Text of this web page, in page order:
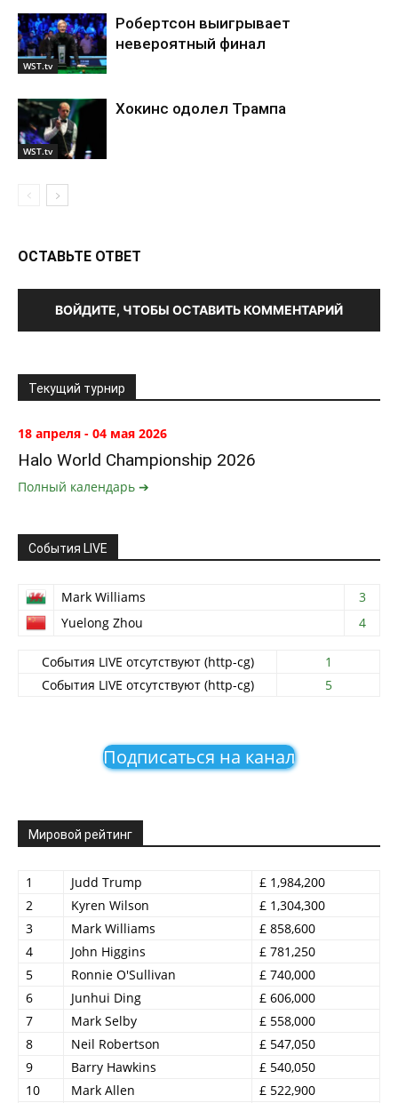
WST.tv
Робертсон выигрывает
невероятный финал
WST.tv
Хокинс одолел Трампа
ОСТАВЬТЕ ОТВЕТ
ВОЙДИТЕ, ЧТОБЫ ОСТАВИТЬ КОММЕНТАРИЙ
Текущий турнир
18 апреля - 04 мая 2026
Halo World Championship 2026
Полный календарь ➔
События LIVE
Mark Williams
3
Yuelong Zhou
4
События LIVE отсутствуют (http-cg)
1
События LIVE отсутствуют (http-cg)
5
Подписаться на канал
Мировой рейтинг
1 Judd Trump
£ 1,984,200
2
Kyren Wilson
£ 1,304,300
3
Mark Williams
£ 858,600
4
John Higgins
£ 781,250
5
Ronnie O'Sullivan
£ 740,000
6
Junhui Ding
£ 606,000
7
Mark Selby
£ 558,000
8
Neil Robertson
£ 547,050
9
Barry Hawkins
£ 540,050
10
Mark Allen
£ 522,900